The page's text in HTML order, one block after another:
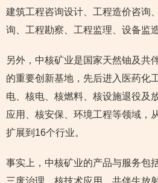
建筑工程咨询设计、工程造价咨询
询、工程勘察、工程监理、设备监
另外，中核矿业是国家天然铀及共
的重要创新基地，先后进入医药化
电、核电、核燃料、核设施退役及
应用、核安保、环境工程等领域，
扩展到16个行业。
事实上，中核矿业的产品与服务包
三废治理、核技术应用、共伴生放